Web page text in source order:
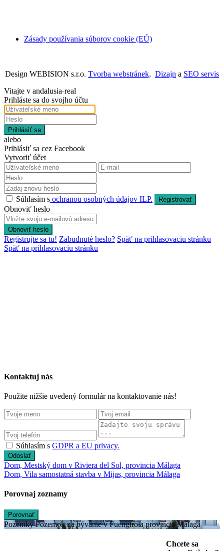
Zásady používania súborov cookie (EÚ)
Design WEBISION s.r.o. Tvorba webstránek, Dizajn a SEO servis
Vitajte v andalusia-real
Prihláste sa do svojho účtu
Prihlásiť sa
alebo
Prihlásiť sa cez Facebook
Vytvoriť účet
Súhlasím s ochranou osobných údajov ILP. Registrovať
Obnoviť heslo
Obnoviť heslo
Registrujte sa tu! Zabudnuté heslo? Späť na prihlasovaciu stránku
Späť na prihlasovaciu stránku
Kontaktuj nás
Použite nižšie uvedený formulár na kontaktovanie nás!
Súhlasím s GDPR a EU privacy.
Odoslať
Dom, Mestský dom v Riviera del Sol, provincia Málaga
Dom, Vila samostatná stavba v Mijas, provincia Málaga
Porovnaj zoznamy
Porovnať
Pozemky Pozemok na bývanie v Fuengirola provincia Málaga
Chcete sa